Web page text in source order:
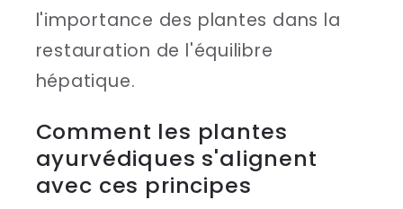
l'importance des plantes dans la
restauration de l'équilibre
hépatique.
Comment les plantes
ayurvédiques s'alignent
avec ces principes